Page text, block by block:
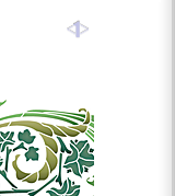
a